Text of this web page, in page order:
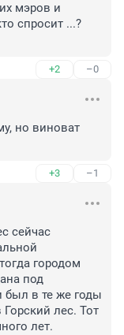
мэров и
спросит ...?
+2 –0
но виноват
+3 –1
сейчас
городом
под
был в те же годы
Горский лес. Тот
лет.